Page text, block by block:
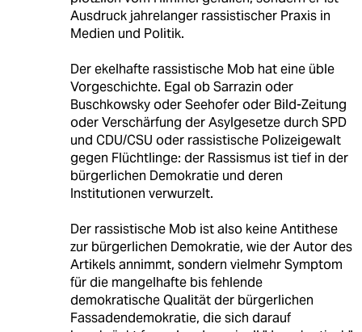
Ausdruck jahrelanger rassistischer Praxis in
Medien und Politik.
Der ekelhafte rassistische Mob hat eine üble
Vorgeschichte. Egal ob Sarrazin oder
Buschkowsky oder Seehofer oder Bild-Zeitung
oder Verschärfung der Asylgesetze durch SPD
und CDU/CSU oder rassistische Polizeigewalt
gegen Flüchtlinge: der Rassismus ist tief in der
bürgerlichen Demokratie und deren
Institutionen verwurzelt.
Der rassistische Mob ist also keine Antithese
zur bürgerlichen Demokratie, wie der Autor des
Artikels annimmt, sondern vielmehr Symptom
für die mangelhafte bis fehlende
demokratische Qualität der bürgerlichen
Fassadendemokratie, die sich darauf